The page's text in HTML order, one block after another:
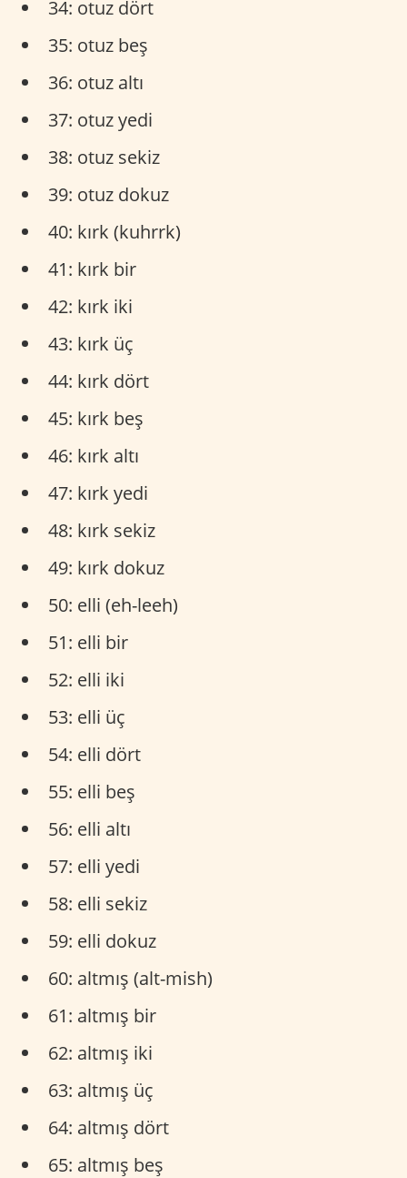
34: otuz dört
35: otuz beş
36: otuz altı
37: otuz yedi
38: otuz sekiz
39: otuz dokuz
40: kırk (kuhrrk)
41: kırk bir
42: kırk iki
43: kırk üç
44: kırk dört
45: kırk beş
46: kırk altı
47: kırk yedi
48: kırk sekiz
49: kırk dokuz
50: elli (eh-leeh)
51: elli bir
52: elli iki
53: elli üç
54: elli dört
55: elli beş
56: elli altı
57: elli yedi
58: elli sekiz
59: elli dokuz
60: altmış (alt-mish)
61: altmış bir
62: altmış iki
63: altmış üç
64: altmış dört
65: altmış beş